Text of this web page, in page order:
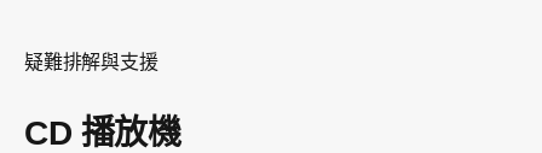
疑難排解與支援
CD 播放機